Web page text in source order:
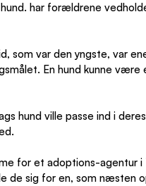
har forældrene
som var den yngste, var
En hund kunne
hund ville passe ind i
for et adoptions-agentur
de sig for en, som næsten